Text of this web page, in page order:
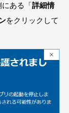
ある「詳細情
をクリックして